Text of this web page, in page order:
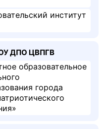
институт
ДПО ЦВПГВ
образовательное
города